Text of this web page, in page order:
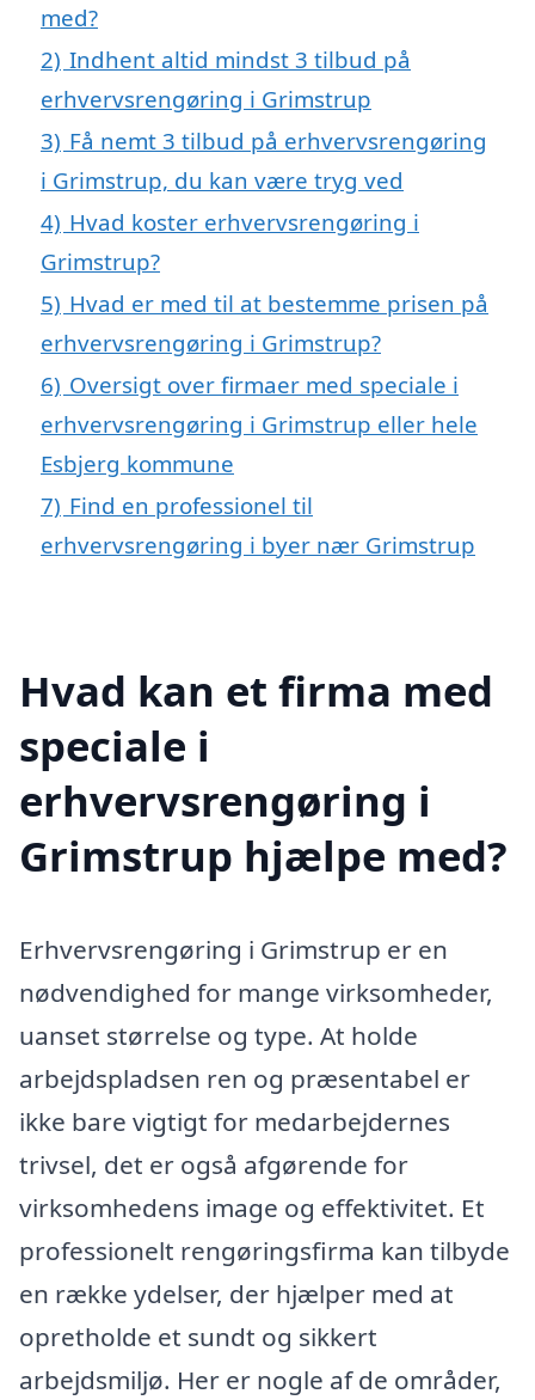
med?
2) Indhent altid mindst 3 tilbud på
erhvervsrengøring i Grimstrup
3) Få nemt 3 tilbud på erhvervsrengøring
i Grimstrup, du kan være tryg ved
4) Hvad koster erhvervsrengøring i
Grimstrup?
5) Hvad er med til at bestemme prisen på
erhvervsrengøring i Grimstrup?
6) Oversigt over firmaer med speciale i
erhvervsrengøring i Grimstrup eller hele
Esbjerg kommune
7) Find en professionel til
erhvervsrengøring i byer nær Grimstrup
Hvad kan et firma med
speciale i
erhvervsrengøring i
Grimstrup hjælpe med?
Erhvervsrengøring i Grimstrup er en
nødvendighed for mange virksomheder,
uanset størrelse og type. At holde
arbejdspladsen ren og præsentabel er
ikke bare vigtigt for medarbejdernes
trivsel, det er også afgørende for
virksomhedens image og effektivitet. Et
professionelt rengøringsfirma kan tilbyde
en række ydelser, der hjælper med at
opretholde et sundt og sikkert
arbejdsmiljø. Her er nogle af de områder,